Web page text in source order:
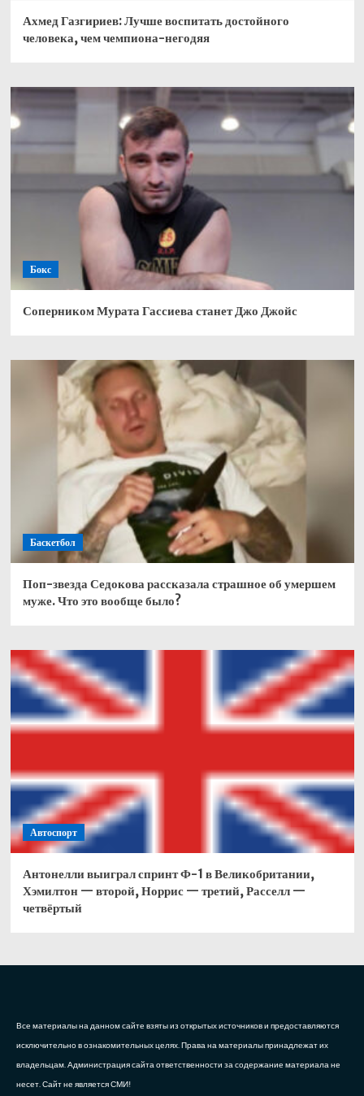
Ахмед Газгириев: Лучше воспитать достойного
человека, чем чемпиона-негодяя
Бокс
Соперником Мурата Гассиева станет Джо Джойс
Баскетбол
Поп-звезда Седокова рассказала страшное об умершем
муже. Что это вообще было?
Автоспорт
Антонелли выиграл спринт Ф-1 в Великобритании,
Хэмилтон — второй, Норрис — третий, Расселл —
четвёртый
Все материалы на данном сайте взяты из открытых источников и предоставляются
исключительно в ознакомительных целях. Права на материалы принадлежат их
владельцам. Администрация сайта ответственности за содержание материала не
несет. Сайт не является СМИ!